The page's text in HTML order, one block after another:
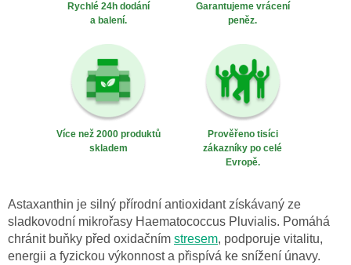
Rychlé 24h dodání
a balení.
Garantujeme vrácení
peněz.
Více než 2000 produktů
skladem
Prověřeno tisíci
zákazníky po celé
Evropě.
Astaxanthin je silný přírodní antioxidant získávaný ze
sladkovodní mikrořasy Haematococcus Pluvialis. Pomáhá
chránit buňky před oxidačním stresem, podporuje vitalitu,
energii a fyzickou výkonnost a přispívá ke snížení únavy.